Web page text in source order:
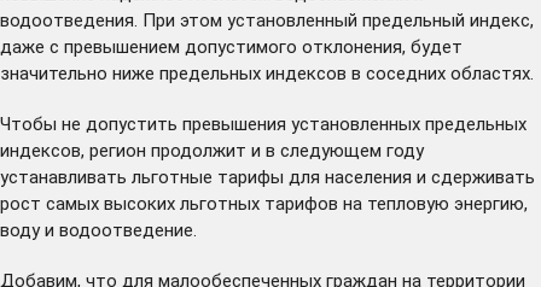
водоотведения. При этом установленный предельный индекс,
даже с превышением допустимого отклонения, будет
значительно ниже предельных индексов в соседних областях.
Чтобы не допустить превышения установленных предельных
индексов, регион продолжит и в следующем году
устанавливать льготные тарифы для населения и сдерживать
рост самых высоких льготных тарифов на тепловую энергию,
воду и водоотведение.
Добавим, что для малообеспеченных граждан на территории